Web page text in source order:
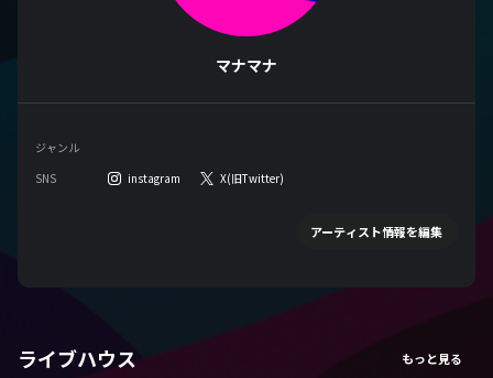
マナマナ
ジャンル
SNS
instagram X(旧Twitter)
アーティスト情報を編集
ライブハウス